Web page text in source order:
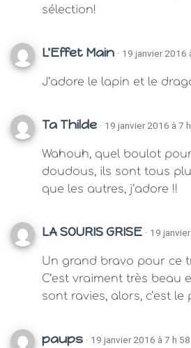
sélection!
L'Effet Main · 19 janvier 2016
J’adore le lapin et le
Ta Thilde · 19 janvier 2016 à 7
Wahouh, quel boulot
doudous, ils sont tous
que les autres, j’adore !!
LA SOURIS GRISE · 19
Un grand bravo pour ce
C’est vraiment très beau
sont ravies, alors, c’est le
paups · 19 janvier 2016 à 7 h